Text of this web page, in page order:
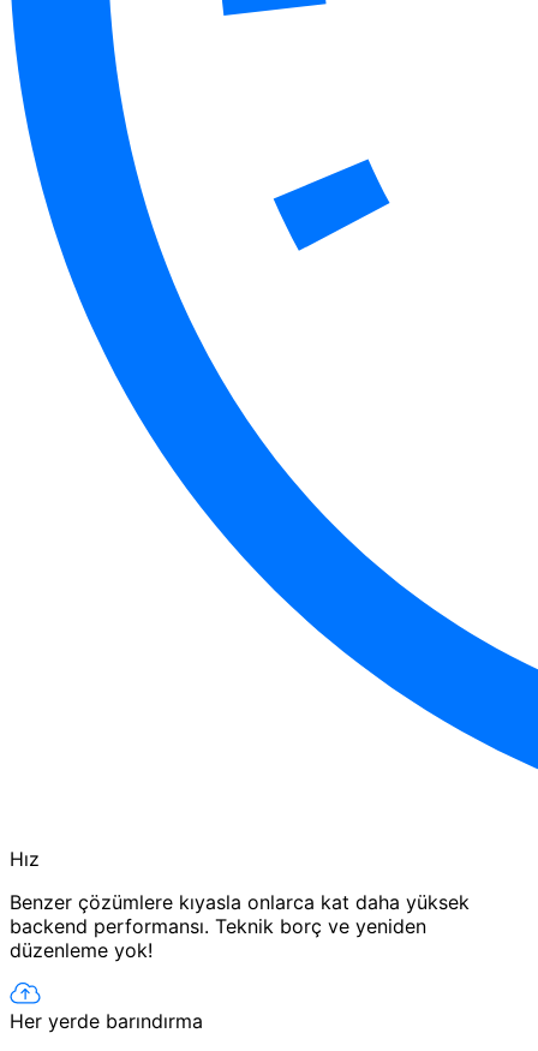
Hız
Benzer çözümlere kıyasla onlarca kat daha yüksek
backend performansı. Teknik borç ve yeniden
düzenleme yok!
Her yerde barındırma